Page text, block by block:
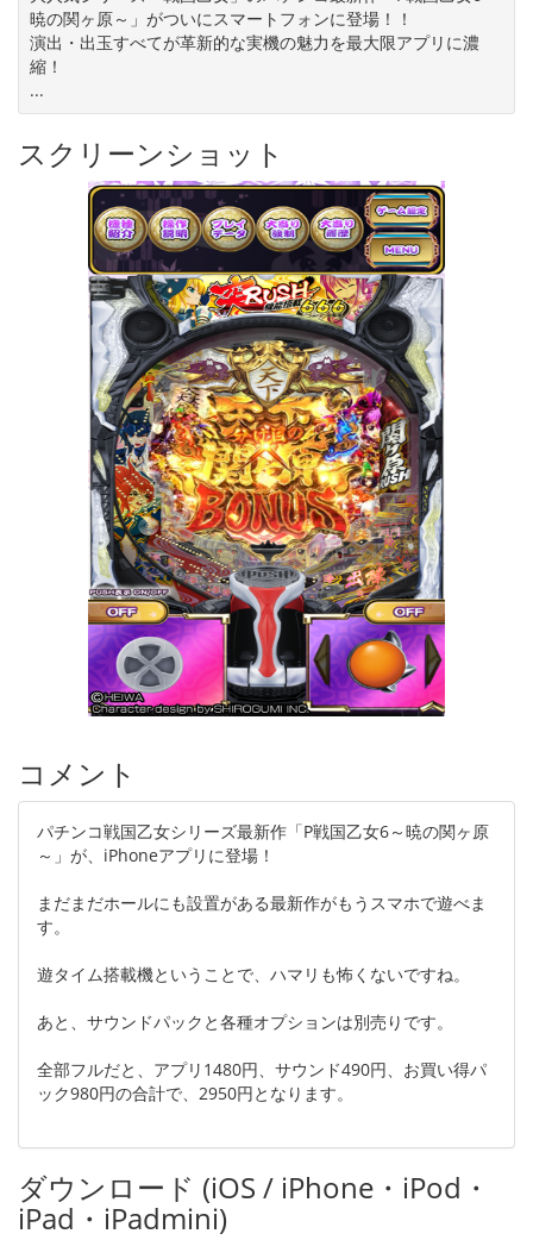
暁の関ヶ原～」がついにスマートフォンに登場！！
演出・出玉すべてが革新的な実機の魅力を最大限アプリに濃
縮！
...
スクリーンショット
コメント
パチンコ戦国乙女シリーズ最新作「P戦国乙女6～暁の関ヶ原
～」が、iPhoneアプリに登場！
まだまだホールにも設置がある最新作がもうスマホで遊べま
す。
遊タイム搭載機ということで、ハマリも怖くないですね。
あと、サウンドパックと各種オプションは別売りです。
全部フルだと、アプリ1480円、サウンド490円、お買い得パ
ック980円の合計で、2950円となります。
ダウンロード (iOS / iPhone・iPod・
iPad・iPadmini)